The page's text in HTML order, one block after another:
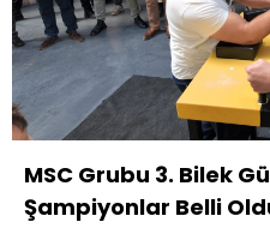
MSC Grubu 3. Bilek
Şampiyonlar Belli